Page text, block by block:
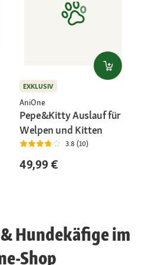
EXKLUSIV
AniOne
Pepe&Kitty Auslauf für
Welpen und Kitten
3.8 (10)
49,99 €
Hundekäfige im
Shop